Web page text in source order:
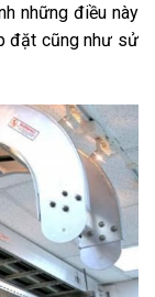
những điều này
đặt cũng như sử